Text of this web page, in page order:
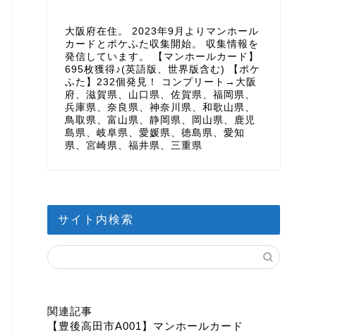
大阪府在住。 2023年9月よりマンホール
カードとポケふた収集開始。 収集情報を
発信しています。 【マンホールカード】
695枚獲得♪(英語版、世界版含む) 【ポケ
ふた】232個発見！ コンプリート→大阪
府、滋賀県、山口県、佐賀県、福岡県、
兵庫県、奈良県、神奈川県、和歌山県、
鳥取県、富山県、静岡県、岡山県、鹿児
島県、岐阜県、愛媛県、徳島県、愛知
県、宮崎県、福井県、三重県
サイト内検索
関連記事
【豊後高田市A001】マンホールカード